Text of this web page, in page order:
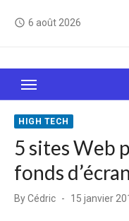
access_time 6 août 2026
Le Web, c'est
sait jamais
HIGH TECH
5 sites Web
fonds
ByCédric
Posted
15 janvier